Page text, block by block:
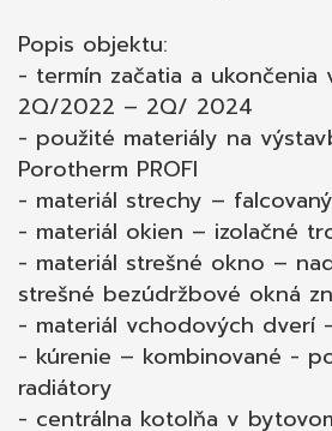
Popis objektu:
- termín začatia a ukončenia
2Q/2022 – 2Q/ 2024
- použité materiály na
Porotherm PROFI
- materiál strechy –
- materiál okien – izolačné
- materiál strešné okno –
strešné bezúdržbové okná
- materiál vchodových dverí
- kúrenie – kombinované -
radiátory
- centrálna kotolňa v